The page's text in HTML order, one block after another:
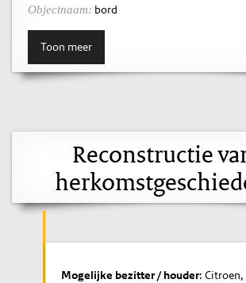
Objectnaam: bord
Toon meer
Reconstructie
Mogelijke bezitter / houder: Citroen,